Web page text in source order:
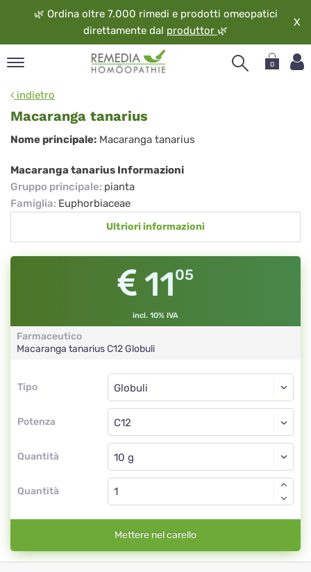
🌿 Ordina oltre 7.000 rimedi e prodotti omeopatici
direttamente dal produttor 🌿
X
0
indietro
Macaranga tanarius
Macaranga
tanarius
Nome principale: Macaranga tanarius
Macaranga tanarius Informazioni
Gruppo principale: pianta
Famiglia: Euphorbiaceae
Ultriori informazioni
1105
incl. 10% IVA
Farmaceutico
Macaranga tanariusC12Globuli
Tipo
Tipo
Potenza
Globuli
C12
Quantità
Globuli
Quantità
Mettere nel carello